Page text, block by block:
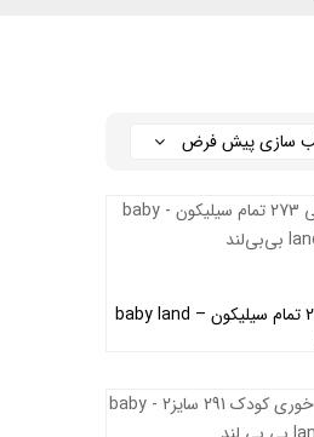
سازی پیش فرض
بیشتر
پستانک فندقی 273 تمام سیلیکون – baby land